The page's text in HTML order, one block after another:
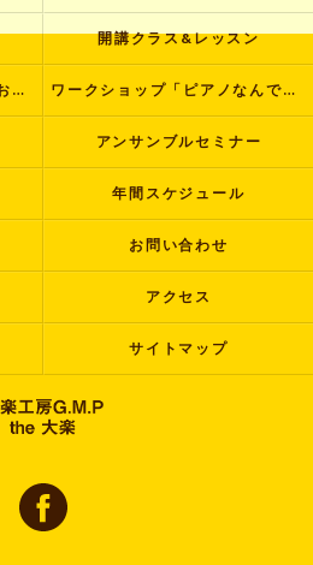
開講クラス&レッスン
レッスン希望・クラス入会のお申し込み ワークショップ「ピアノなんでも塾」
アンサンブルセミナー
年間スケジュール
お問い合わせ
アクセス
サイトマップ